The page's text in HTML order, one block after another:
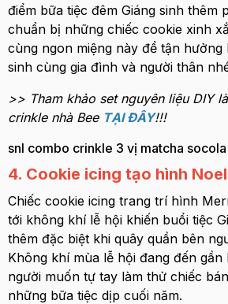
điểm bữa tiệc đêm Giáng sinh thêm
chuẩn bị những chiếc cookie xinh
cùng ngon miệng này để tận hưởng
sinh cùng gia đình và người thân
>> Tham khảo set nguyên liệu DIY
crinkle nhà Bee TẠI ĐÂY!!!
snl combo crinkle 3 vị matcha
4. Cookie icing tạo hình Noel
Chiếc cookie icing trang trí hình
tới không khí lễ hội khiến buổi tiệc
thêm đặc biệt khi quây quần bên
Không khí mùa lễ hội đang đến
người muốn tự tay làm thử chiếc
những bữa tiệc dịp cuối năm.